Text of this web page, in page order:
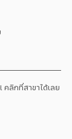
คลิกที่สาขาได้เลย